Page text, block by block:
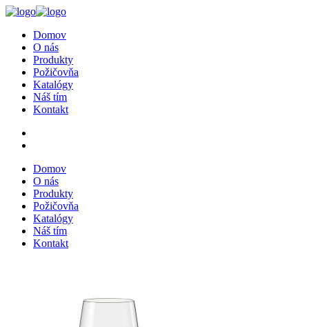
Domov
O nás
Produkty
Požičovňa
Katalógy
Náš tím
Kontakt
Domov
O nás
Produkty
Požičovňa
Katalógy
Náš tím
Kontakt